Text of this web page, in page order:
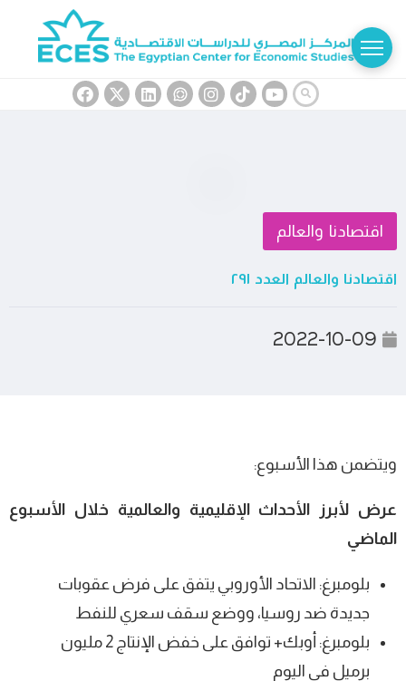
اقتصادنا والعالم
اقتصادنا والعالم العدد ٢٩١
ويتضمن هذا الأسبوع:
عرض لأبرز الأحداث الإقليمية والعالمية خلال الأسبوع
الماضي
بلومبرغ: الاتحاد الأوروبي يتفق على فرض عقوبات
جديدة ضد روسيا، ووضع سقف سعري للنفط
بلومبرغ: أوبك+ توافق على خفض الإنتاج 2 مليون
برميل في اليوم